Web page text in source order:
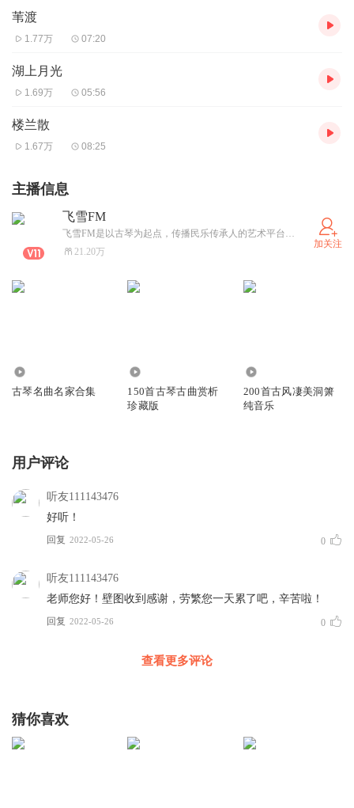
苇渡
1.77万 07:20
湖上月光
1.69万 05:56
楼兰散
1.67万 08:25
主播信息
飞雪FM
飞雪FM是以古琴为起点，传播民乐传承人的艺术平台。一切创造都是有价值的，如果你喜欢飞雪的创作，请为飞雪打赏。
21.20万
加关注
古琴名曲名家合集
150首古琴古曲赏析
珍藏版
200首古风凄美洞箫
纯音乐
用户评论
听友111143476
好听！
回复 2022-05-26 0
听友111143476
老师您好！壁图收到感谢，劳繁您一天累了吧，辛苦啦！
回复 2022-05-26 0
查看更多评论
猜你喜欢